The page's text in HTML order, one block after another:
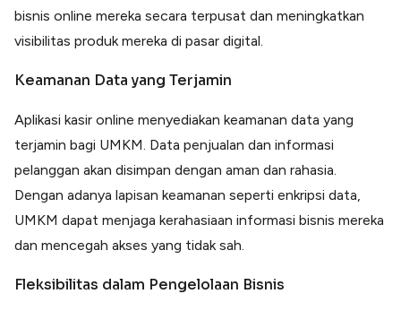
bisnis online mereka secara terpusat dan meningkatkan
visibilitas produk mereka di pasar digital.
Keamanan Data yang Terjamin
Aplikasi kasir online menyediakan keamanan data yang
terjamin bagi UMKM. Data penjualan dan informasi
pelanggan akan disimpan dengan aman dan rahasia.
Dengan adanya lapisan keamanan seperti enkripsi data,
UMKM dapat menjaga kerahasiaan informasi bisnis mereka
dan mencegah akses yang tidak sah.
Fleksibilitas dalam Pengelolaan Bisnis